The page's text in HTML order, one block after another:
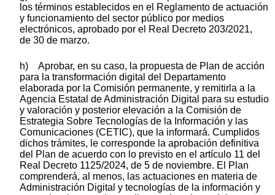
los términos establecidos en el Reglamento de actuación
y funcionamiento del sector público por medios
electrónicos, aprobado por el Real Decreto 203/2021,
de 30 de marzo.
h) Aprobar, en su caso, la propuesta de Plan de acción
para la transformación digital del Departamento
elaborada por la Comisión permanente, y remitirla a la
Agencia Estatal de Administración Digital para su estudio
y valoración y posterior elevación a la Comisión de
Estrategia Sobre Tecnologías de la Información y las
Comunicaciones (CETIC), que la informará. Cumplidos
dichos trámites, le corresponde la aprobación definitiva
del Plan de acuerdo con lo previsto en el artículo 11 del
Real Decreto 1125/2024, de 5 de noviembre. El Plan
comprenderá, al menos, las actuaciones en materia de
Administración Digital y tecnologías de la información y